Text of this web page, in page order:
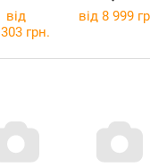
від
грн.
від 8 999